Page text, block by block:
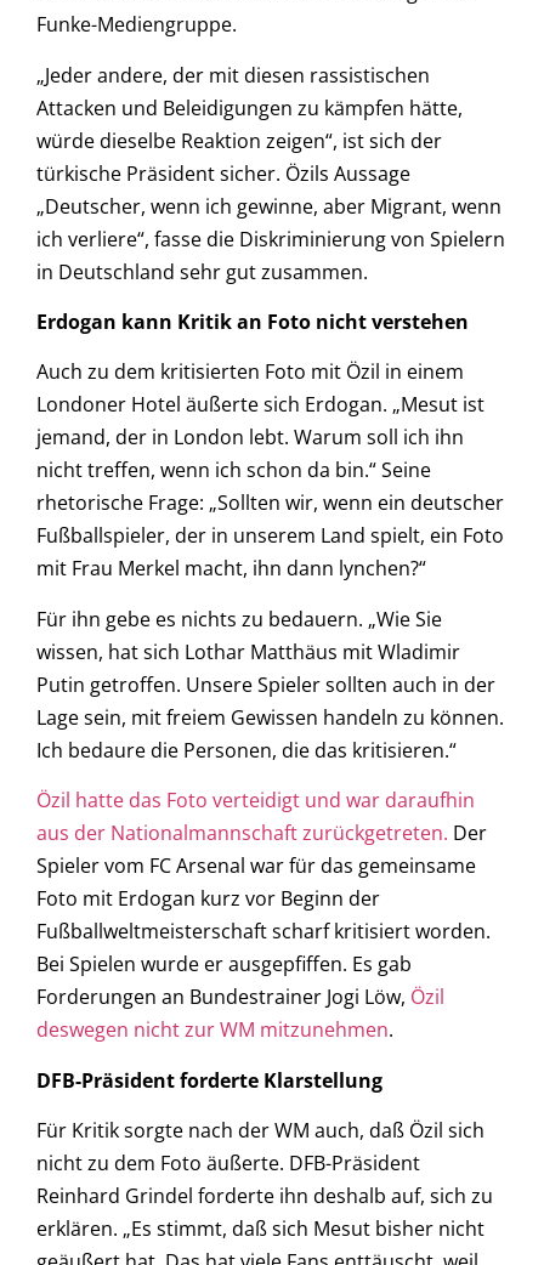
Funke-Mediengruppe.
„Jeder andere, der mit diesen rassistischen
Attacken und Beleidigungen zu kämpfen hätte,
würde dieselbe Reaktion zeigen“, ist sich der
türkische Präsident sicher. Özils Aussage
„Deutscher, wenn ich gewinne, aber Migrant, wenn
ich verliere“, fasse die Diskriminierung von Spielern
in Deutschland sehr gut zusammen.
Erdogan kann Kritik an Foto nicht verstehen
Auch zu dem kritisierten Foto mit Özil in einem
Londoner Hotel äußerte sich Erdogan. „Mesut ist
jemand, der in London lebt. Warum soll ich ihn
nicht treffen, wenn ich schon da bin.“ Seine
rhetorische Frage: „Sollten wir, wenn ein deutscher
Fußballspieler, der in unserem Land spielt, ein Foto
mit Frau Merkel macht, ihn dann lynchen?“
Für ihn gebe es nichts zu bedauern. „Wie Sie
wissen, hat sich Lothar Matthäus mit Wladimir
Putin getroffen. Unsere Spieler sollten auch in der
Lage sein, mit freiem Gewissen handeln zu können.
Ich bedaure die Personen, die das kritisieren.“
Özil hatte das Foto verteidigt und war daraufhin
aus der Nationalmannschaft zurückgetreten. Der
Spieler vom FC Arsenal war für das gemeinsame
Foto mit Erdogan kurz vor Beginn der
Fußballweltmeisterschaft scharf kritisiert worden.
Bei Spielen wurde er ausgepfiffen. Es gab
Forderungen an Bundestrainer Jogi Löw, Özil
deswegen nicht zur WM mitzunehmen.
DFB-Präsident forderte Klarstellung
Für Kritik sorgte nach der WM auch, daß Özil sich
nicht zu dem Foto äußerte. DFB-Präsident
Reinhard Grindel forderte ihn deshalb auf, sich zu
erklären. „Es stimmt, daß sich Mesut bisher nicht